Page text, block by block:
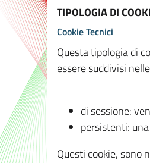
TIPOLOGIA DI
Cookie Tecnici
Questa tipologia di
essere suddivisi
di sessione:
persistenti:
Questi cookie, sono